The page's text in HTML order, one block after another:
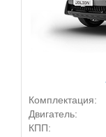
Комплектация:
Двигатель:
КПП: